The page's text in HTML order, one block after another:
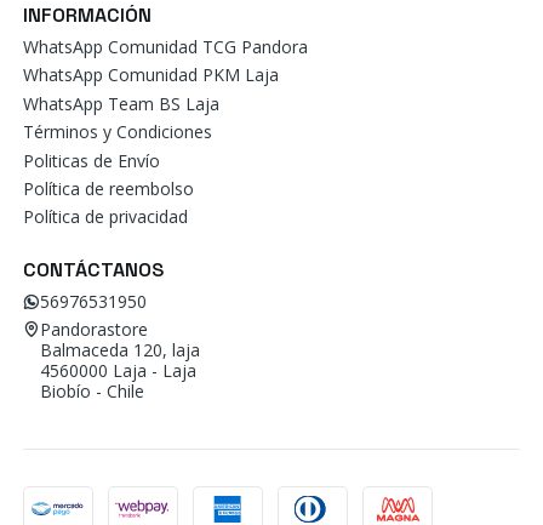
INFORMACIÓN
WhatsApp Comunidad TCG Pandora
WhatsApp Comunidad PKM Laja
WhatsApp Team BS Laja
Términos y Condiciones
Politicas de Envío
Política de reembolso
Política de privacidad
CONTÁCTANOS
56976531950
Pandorastore
Balmaceda 120, laja
4560000 Laja - Laja
Biobío - Chile